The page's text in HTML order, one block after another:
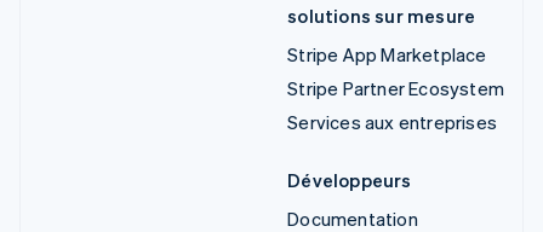
solutions sur mesure
Stripe App Marketplace
Stripe Partner Ecosystem
Services aux entreprises
Développeurs
Documentation